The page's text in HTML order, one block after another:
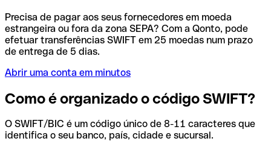
Precisa de pagar aos seus fornecedores em moeda
estrangeira ou fora da zona SEPA? Com a Qonto, pode
efetuar transferências SWIFT em 25 moedas num prazo
de entrega de 5 dias.
Abrir uma conta em minutos
Como é organizado o código SWIFT?
O SWIFT/BIC é um código único de 8-11 caracteres que
identifica o seu banco, país, cidade e sucursal.